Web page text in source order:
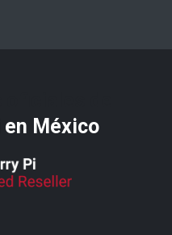
en México